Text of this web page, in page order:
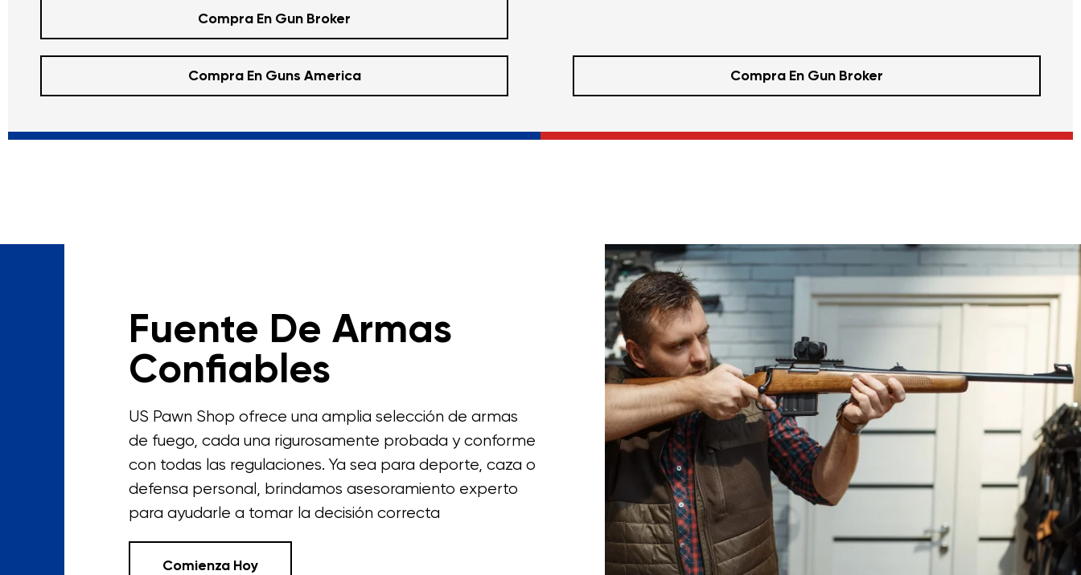
Compra En Gun Broker
Compra En Guns America Compra En Gun Broker
Fuente De Armas
Confiables
US Pawn Shop ofrece una amplia selección de armas
de fuego, cada una rigurosamente probada y conforme
con todas las regulaciones. Ya sea para deporte, caza o
defensa personal, brindamos asesoramiento experto
para ayudarle a tomar la decisión correcta
Comienza Hoy